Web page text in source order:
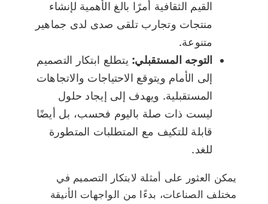
القيم الثقافية أمرًا بالغ الأهمية لإنشاء
منتجات وتجارب تلقى صدى لدى جماهير
متنوعة.
التوجه المستقبلي: يتطلع ابتكار التصميم
إلى الأمام ويتوقع الاحتياجات والاتجاهات
المستقبلية. ويهدف إلى إيجاد حلول
ليست ذات صلة باليوم فحسب، بل أيضًا
قابلة للتكيف مع المتطلبات المتطورة
للغد.
يمكن العثور على أمثلة لابتكار التصميم في
مختلف الصناعات، بدءًا من الواجهات الأنيقة